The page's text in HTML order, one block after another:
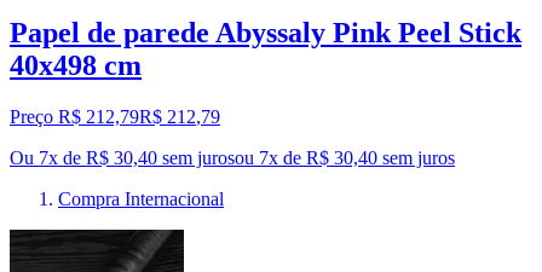
Papel de parede Abyssaly Pink Peel Stick
40x498 cm
Preço R$ 212,79R$ 212,79
Ou 7x de R$ 30,40 sem jurosou 7x de R$ 30,40 sem juros
Compra Internacional